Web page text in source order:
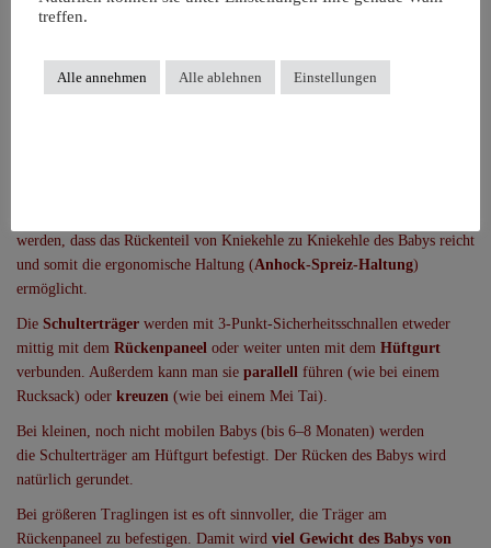
werden, dass das Rückenteil von Kniekehle zu Kniekehle des Babys reicht
und somit die ergonomische Haltung (Anhock-Spreiz-Haltung)
ermöglicht.
Die Schulterträger werden mit 3-Punkt-Sicherheitsschnallen etweder
mittig mit dem Rückenpaneel oder weiter unten mit dem Hüftgurt
verbunden. Außerdem kann man sie parallell führen (wie bei einem
Rucksack) oder kreuzen (wie bei einem Mei Tai).
Bei kleinen, noch nicht mobilen Babys (bis 6–8 Monaten) werden
die Schulterträger am Hüftgurt befestigt. Der Rücken des Babys wird
natürlich gerundet.
Bei größeren Traglingen ist es oft sinnvoller, die Träger am
Rückenpaneel zu befestigen. Damit wird viel Gewicht des Babys von
treffen.
Alle annehmen Alle ablehnen Einstellungen